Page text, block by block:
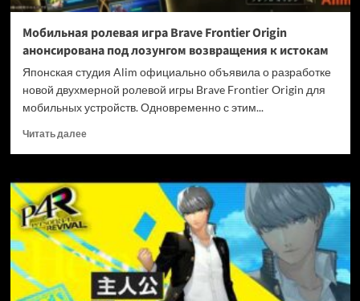
ударом
Мобильная ролевая игра Brave Frontier Origin
анонсирована под лозунгом возвращения к истокам
Японская студия Alim официально объявила о разработке
новой двухмерной ролевой игры Brave Frontier Origin для
мобильных устройств. Одновременно с этим...
Читать далееПрочитать
Brave
Frontier
Origin
анонсирована
под